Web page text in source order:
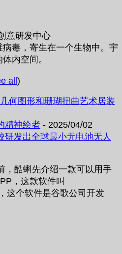
意研发中心
毒，寄生在一个生物中。宇
内空间。
all)
何图形和珊瑚扭曲艺术居装
精神绘者 - 2025/04/02
研发出全球最小无电池无人
，酷蝌先介绍一款可以用手
，这款软件叫
这个软件是谷歌公司开发